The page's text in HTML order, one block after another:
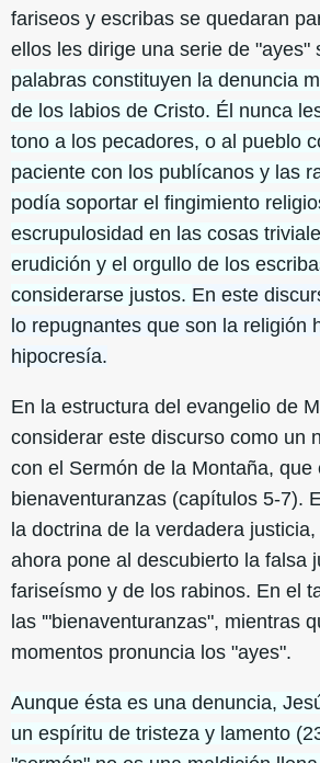
fariseos y escribas se quedaran
ellos les dirige una serie de "ayes"
palabras constituyen la denuncia
de los labios de Cristo. Él nunca
tono a los pecadores, o al pueblo
paciente con los publícanos y las
podía soportar el fingimiento
escrupulosidad en las cosas
erudición y el orgullo de los
considerarse justos. En este
lo repugnantes que son la religión
hipocresía.
En la estructura del evangelio de
considerar este discurso como un
con el Sermón de la Montaña, que
bienaventuranzas (capítulos 5-7).
la doctrina de la verdadera
ahora pone al descubierto la falsa
fariseísmo y de los rabinos. En el
las '"bienaventuranzas", mientras
momentos pronuncia los "ayes".
Aunque ésta es una denuncia,
un espíritu de tristeza y lamento